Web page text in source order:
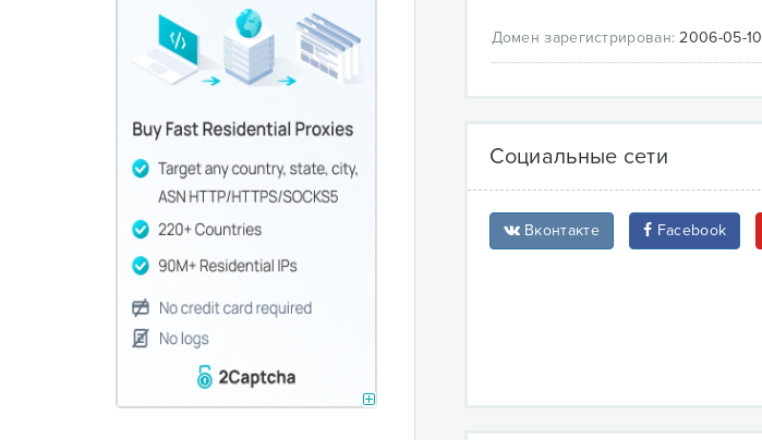
Домен зарегистрирован: 2006-05-10
Социальные сети
Вконтакте Facebook